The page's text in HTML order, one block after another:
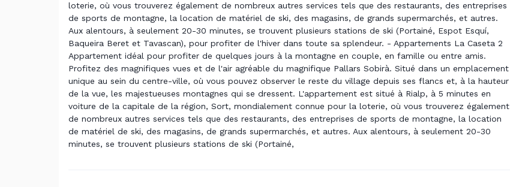
loterie, où vous trouverez également de nombreux autres services tels que des restaurants, des entreprises
de sports de montagne, la location de matériel de ski, des magasins, de grands supermarchés, et autres.
Aux alentours, à seulement 20-30 minutes, se trouvent plusieurs stations de ski (Portainé, Espot Esquí,
Baqueira Beret et Tavascan), pour profiter de l'hiver dans toute sa splendeur. - Appartements La Caseta 2
Appartement idéal pour profiter de quelques jours à la montagne en couple, en famille ou entre amis.
Profitez des magnifiques vues et de l'air agréable du magnifique Pallars Sobirà. Situé dans un emplacement
unique au sein du centre-ville, où vous pouvez observer le reste du village depuis ses flancs et, à la hauteur
de la vue, les majestueuses montagnes qui se dressent. L'appartement est situé à Rialp, à 5 minutes en
voiture de la capitale de la région, Sort, mondialement connue pour la loterie, où vous trouverez également
de nombreux autres services tels que des restaurants, des entreprises de sports de montagne, la location
de matériel de ski, des magasins, de grands supermarchés, et autres. Aux alentours, à seulement 20-30
minutes, se trouvent plusieurs stations de ski (Portainé,